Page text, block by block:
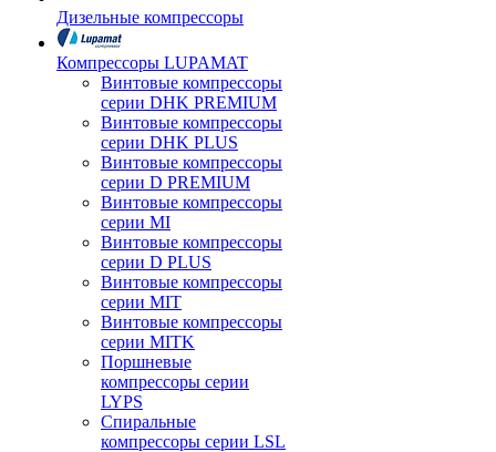
Дизельные компрессоры
Компрессоры LUPAMAT
Винтовые компрессоры
серии DHK PREMIUM
Винтовые компрессоры
серии DHK PLUS
Винтовые компрессоры
серии D PREMIUM
Винтовые компрессоры
серии MI
Винтовые компрессоры
серии D PLUS
Винтовые компрессоры
серии MIT
Винтовые компрессоры
серии MITK
Поршневые
компрессоры серии
LYPS
Спиральные
компрессоры серии LSL